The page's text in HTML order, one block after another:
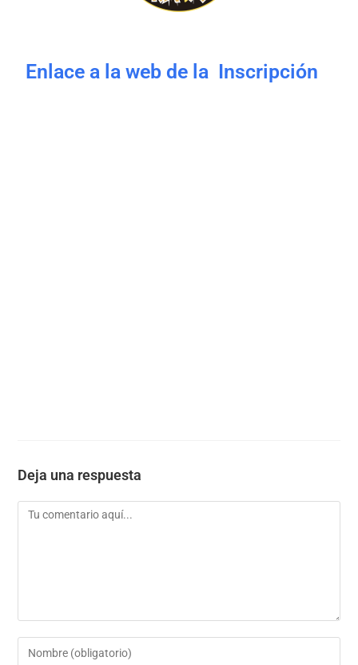
Enlace a la web de la Inscripción
Deja una respuesta